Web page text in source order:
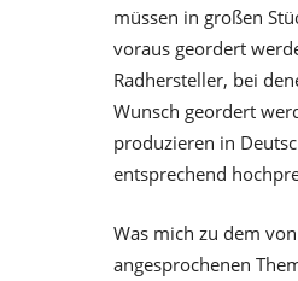
müssen in großen
voraus geordert
Radhersteller, bei
Wunsch geordert
produzieren in
entsprechend
Was mich zu dem
angesprochenen